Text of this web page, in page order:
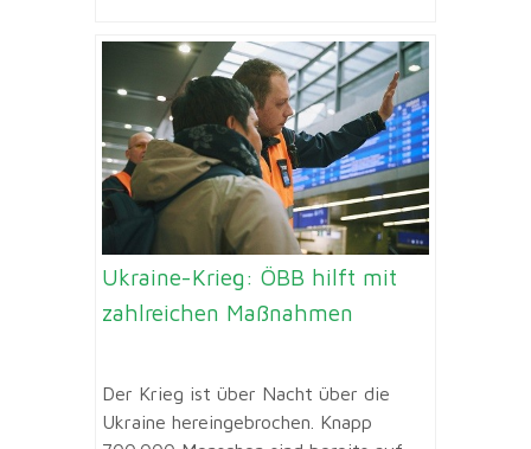
Ukraine-Krieg: ÖBB hilft mit
zahlreichen Maßnahmen
Der Krieg ist über Nacht über die
Ukraine hereingebrochen. Knapp